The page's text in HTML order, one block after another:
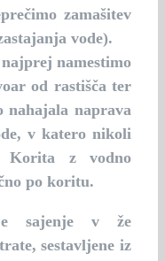
zamašitev
vode).
namestimo
od rastišča ter
nahajala naprava
v katero nikoli
Korita z vodno
po koritu.
sajenje v že
sestavljene iz